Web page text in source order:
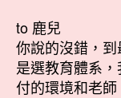
to 鹿兒
你說的沒錯，
是選教育體系
付的環境和老師